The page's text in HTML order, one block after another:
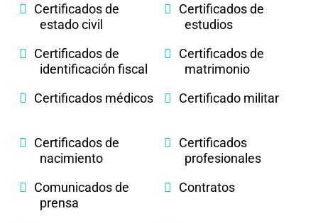
Certificados de
estado civil
Certificados de
estudios
Certificados de
identificación fiscal
Certificados de
matrimonio
Certificados médicos
Certificado militar
Certificados de
nacimiento
Certificados
profesionales
Comunicados de
prensa
Contratos